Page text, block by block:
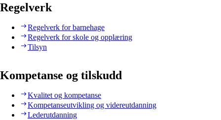
Regelverk
Regelverk for barnehage
Regelverk for skole og opplæring
Tilsyn
Kompetanse og tilskudd
Kvalitet og kompetanse
Kompetanseutvikling og videreutdanning
Lederutdanning